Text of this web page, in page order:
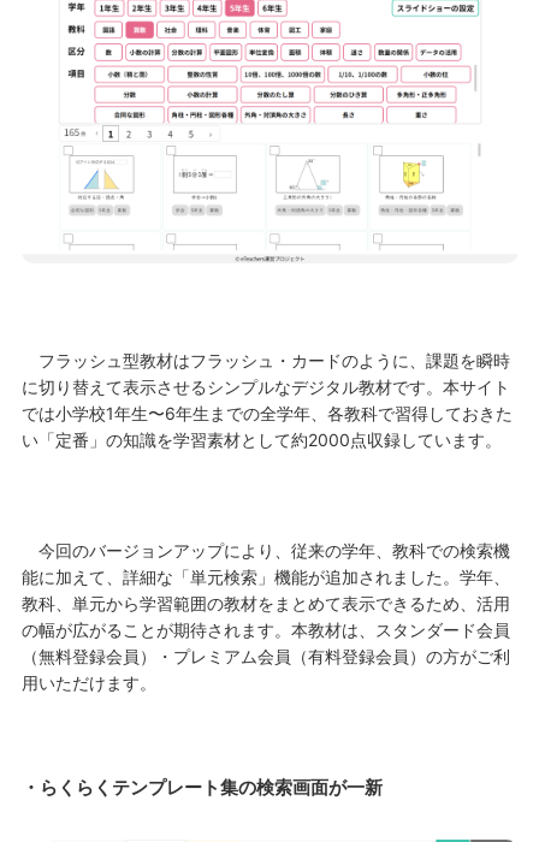
フラッシュ型教材はフラッシュ・カードのように、課題を瞬時
に切り替えて表示させるシンプルなデジタル教材です。本サイト
では小学校1年生〜6年生までの全学年、各教科で習得しておきた
い「定番」の知識を学習素材として約2000点収録しています。
今回のバージョンアップにより、従来の学年、教科での検索機
能に加えて、詳細な「単元検索」機能が追加されました。学年、
教科、単元から学習範囲の教材をまとめて表示できるため、活用
の幅が広がることが期待されます。本教材は、スタンダード会員
（無料登録会員）・プレミアム会員（有料登録会員）の方がご利
用いただけます。
・らくらくテンプレート集の検索画面が一新